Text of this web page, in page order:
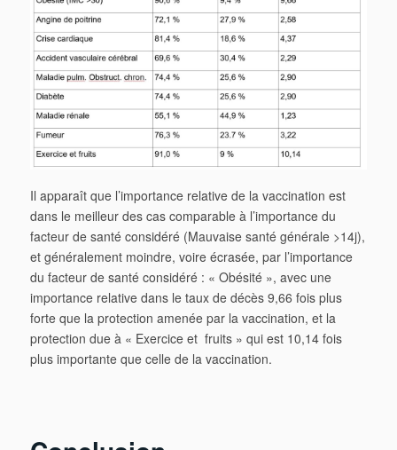
Il apparaît que l’importance relative de la vaccination est
dans le meilleur des cas comparable à l’importance du
facteur de santé considéré (Mauvaise santé générale >14j),
et généralement moindre, voire écrasée, par l’importance
du facteur de santé considéré : « Obésité », avec une
importance relative dans le taux de décès 9,66 fois plus
forte que la protection amenée par la vaccination, et la
protection due à « Exercice et fruits » qui est 10,14 fois
plus importante que celle de la vaccination.